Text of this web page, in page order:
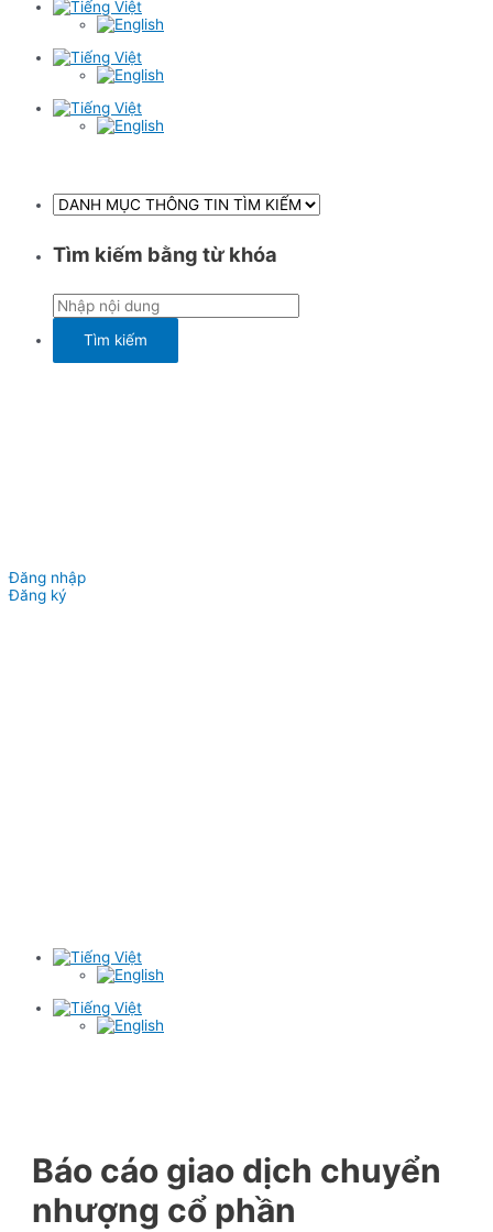
Tìm kiếm bằng từ khóa
Đăng nhập
Đăng ký
Báo cáo giao dịch chuyển
nhượng cổ phần